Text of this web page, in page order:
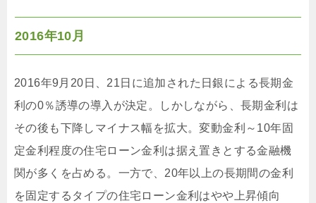
2016年10月
2016年9月20日、21日に追加された日銀による長期金
利の0％誘導の導入が決定。しかしながら、長期金利は
その後も下降しマイナス幅を拡大。変動金利～10年固
定金利程度の住宅ローン金利は据え置きとする金融機
関が多くを占める。一方で、20年以上の長期間の金利
を固定するタイプの住宅ローン金利はやや上昇傾向